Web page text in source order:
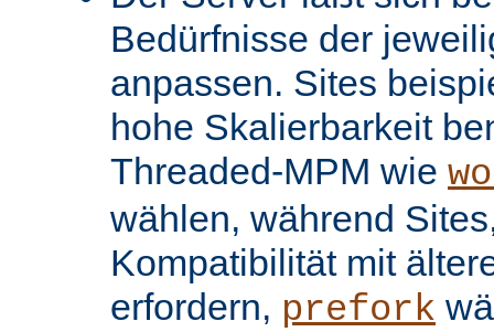
Bedürfnisse der
anpassen. Sites
hohe Skalierbarkeit
Threaded-MPM wie
wählen, während
Kompatibilität mit
erfordern, prefork